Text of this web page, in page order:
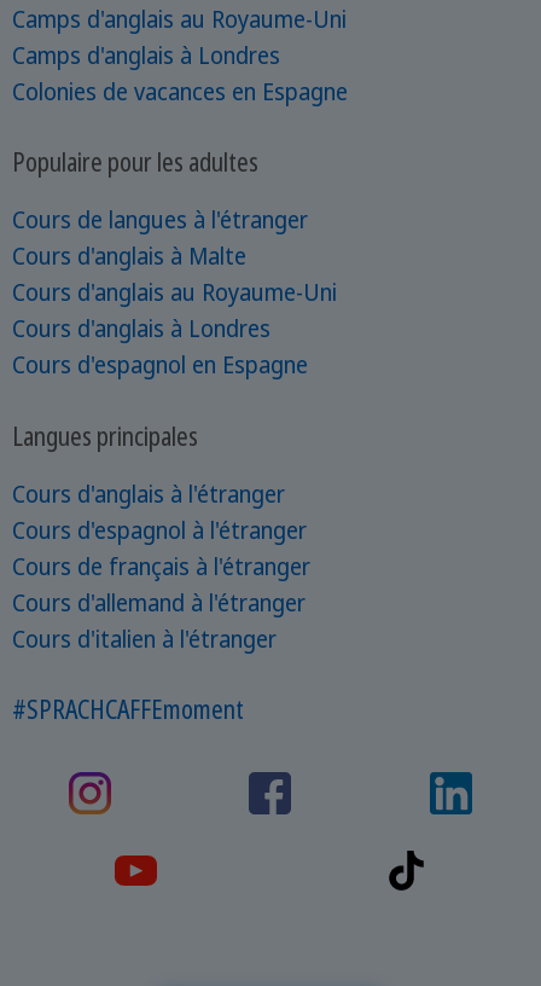
Camps d'anglais au Royaume-Uni
Camps d'anglais à Londres
Colonies de vacances en Espagne
Populaire pour les adultes
Cours de langues à l'étranger
Cours d'anglais à Malte
Cours d'anglais au Royaume-Uni
Cours d'anglais à Londres
Cours d'espagnol en Espagne
Langues principales
Cours d'anglais à l'étranger
Cours d'espagnol à l'étranger
Cours de français à l'étranger
Cours d'allemand à l'étranger
Cours d'italien à l'étranger
#SPRACHCAFFEmoment